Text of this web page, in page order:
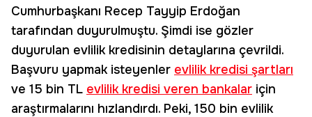
Cumhurbaşkanı Recep Tayyip Erdoğan
tarafından duyurulmuştu. Şimdi ise gözler
duyurulan evlilik kredisinin detaylarına çevrildi.
Başvuru yapmak isteyenler evlilik kredisi şartları
ve 15 bin TL evlilik kredisi veren bankalar için
araştırmalarını hızlandırdı. Peki, 150 bin evlilik